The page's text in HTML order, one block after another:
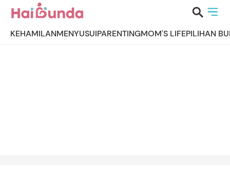
KEHAMILANMENYUSUIPARENTINGMOM'S LIFEPILIHAN